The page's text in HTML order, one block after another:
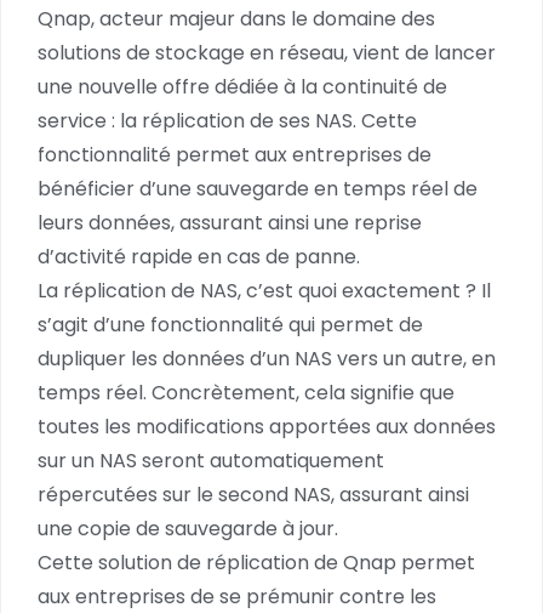
Qnap, acteur majeur dans le domaine des
solutions de stockage en réseau, vient de lancer
une nouvelle offre dédiée à la continuité de
service : la réplication de ses NAS. Cette
fonctionnalité permet aux entreprises de
bénéficier d’une sauvegarde en temps réel de
leurs données, assurant ainsi une reprise
d’activité rapide en cas de panne.
La réplication de NAS, c’est quoi exactement ? Il
s’agit d’une fonctionnalité qui permet de
dupliquer les données d’un NAS vers un autre, en
temps réel. Concrètement, cela signifie que
toutes les modifications apportées aux données
sur un NAS seront automatiquement
répercutées sur le second NAS, assurant ainsi
une copie de sauvegarde à jour.
Cette solution de réplication de Qnap permet
aux entreprises de se prémunir contre les